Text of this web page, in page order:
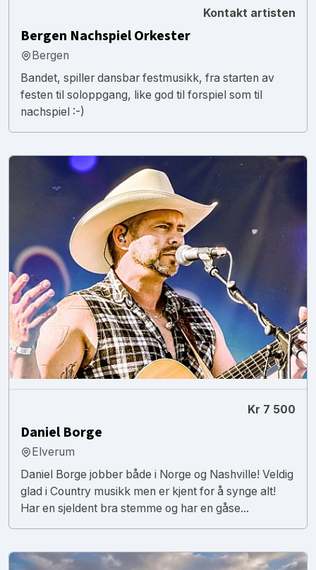
Kontakt artisten
Bergen Nachspiel Orkester
Bergen
Bandet, spiller dansbar festmusikk, fra starten av
festen til soloppgang, like god til forspiel som til
nachspiel :-)
Kr 7 500
Daniel Borge
Elverum
Daniel Borge jobber både i Norge og Nashville! Veldig
glad i Country musikk men er kjent for å synge alt!
Har en sjeldent bra stemme og har en gåse...